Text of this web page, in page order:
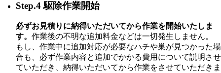
Step.4 駆除作業開始
必ずお見積りに納得いただいてから作業を開始いたしま
す。 作業後の不明な追加料金などは一切発生しません。
もし、作業中に追加対応が必要なハチや巣が見つかった場
合も、必ず作業内容と追加でかかる費用について説明させ
ていただき、納得いただいてから作業をさせていただきま